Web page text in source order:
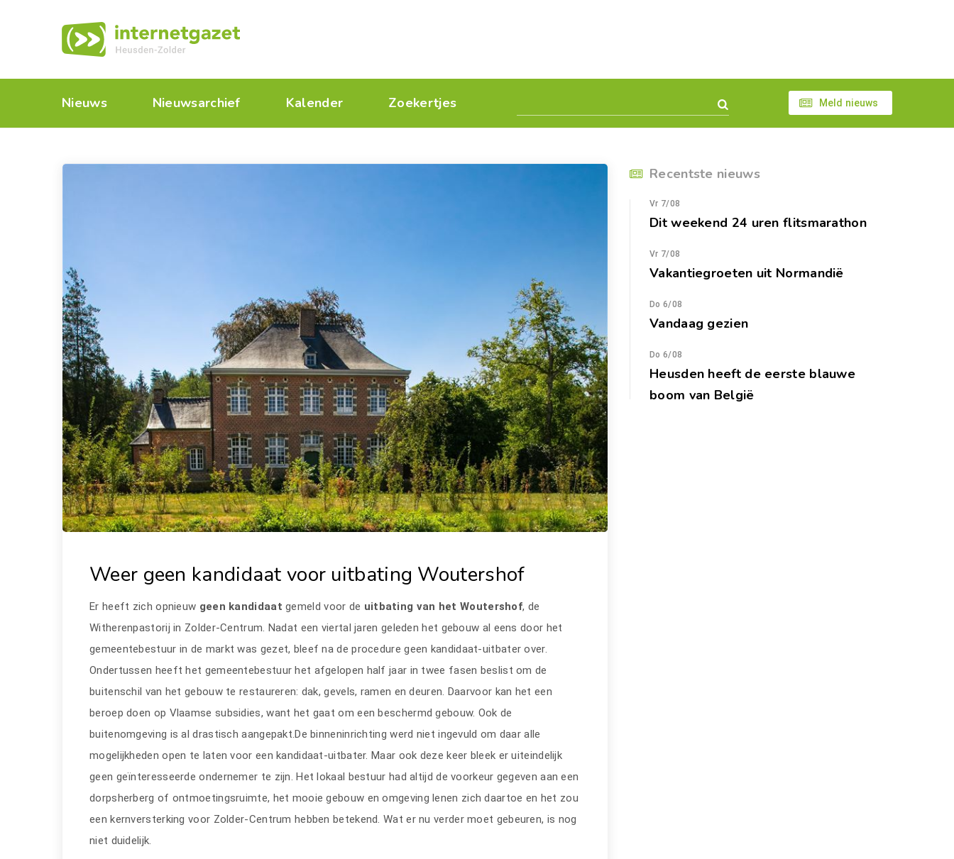
Nieuws Nieuwsarchief Kalender Zoekertjes Meld nieuws
Weer geen kandidaat voor uitbating Woutershof
Er heeft zich opnieuw geen kandidaatgemeld voor de uitbating van het Woutershof, de
Witherenpastorij in Zolder-Centrum. Nadat een viertal jaren geleden het gebouw al eens door het
gemeentebestuur in de markt was gezet, bleef na de procedure geen kandidaat-uitbater over.
Ondertussen heeft het gemeentebestuur het afgelopen half jaar in twee fasen beslist om de
buitenschil van het gebouw te restaureren: dak, gevels, ramen en deuren. Daarvoor kan het een
beroep doen op Vlaamse subsidies, want het gaat om een beschermd gebouw. Ook de
buitenomgeving is al drastisch aangepakt.De binneninrichting werd niet ingevuld om daar alle
mogelijkheden open te laten voor een kandidaat-uitbater. Maar ook deze keer bleek er uiteindelijk
geen geïnteresseerde ondernemer te zijn. Het lokaal bestuur had altijd de voorkeur gegeven aan een
dorpsherberg of ontmoetingsruimte, het mooie gebouw en omgeving lenen zich daartoe en het zou
een kernversterking voor Zolder-Centrum hebben betekend. Wat er nu verder moet gebeuren, is nog
niet duidelijk.
Recentste nieuws
Vr 7/08
Dit weekend 24 uren flitsmarathon
Vr 7/08
Vakantiegroeten uit Normandië
Do 6/08
Vandaag gezien
Do 6/08
Heusden heeft de eerste blauwe
boom van België